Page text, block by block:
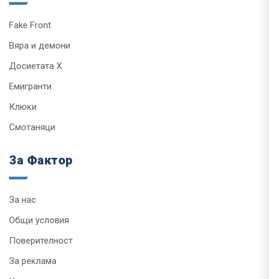
Fake Front
Вяра и демони
Досиетата Х
Емигранти
Клюки
Смотаняци
За Фактор
За нас
Общи условия
Поверителност
За реклама